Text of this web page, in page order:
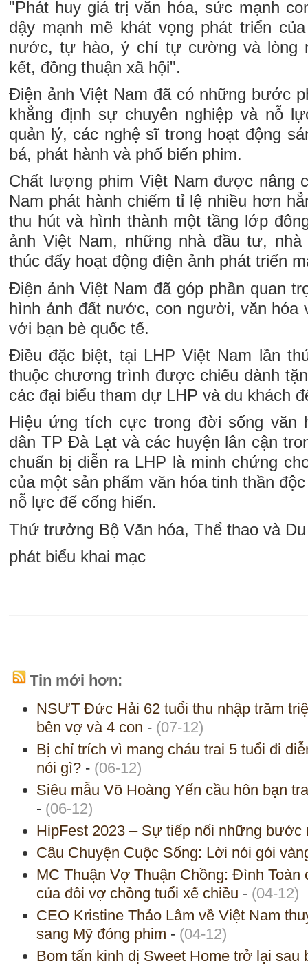
"Phát huy giá trị văn hóa, sức mạnh
dậy mạnh mẽ khát vọng phát triển
nước, tự hào, ý chí tự cường và lòng
kết, đồng thuận xã hội".
Điện ảnh Việt Nam đã có những bước
khẳng định sự chuyên nghiệp và nỗ
quản lý, các nghệ sĩ trong hoạt động
bá, phát hành và phổ biến phim.
Chất lượng phim Việt Nam được nâng
Nam phát hành chiếm tỉ lệ nhiều hơn
thu hút và hình thành một tầng lớp
ảnh Việt Nam, những nhà đầu tư,
thúc đẩy hoạt động điện ảnh phát triển
Điện ảnh Việt Nam đã góp phần quan
hình ảnh đất nước, con người, văn hóa
với bạn bè quốc tế.
Điều đặc biệt, tại LHP Việt Nam lần
thuộc chương trình được chiếu dành
các đại biểu tham dự LHP và du khách
Hiệu ứng tích cực trong đời sống văn
dân TP Đà Lạt và các huyện lân cận
chuẩn bị diễn ra LHP là minh chứng
của một sản phẩm văn hóa tinh thần
nỗ lực để cống hiến.
Thứ trưởng Bộ Văn hóa, Thể thao và
phát biểu khai mạc
Tin mới hơn:
NSƯT Đức Hải 62 tuổi thu nhập trăm
bên vợ và 4 con - (07-12)
Bị chỉ trích vì mang cháu trai 5 tuổi đi
nói gì? - (06-12)
Siêu mẫu Võ Hoàng Yến cầu hôn bạn
- (06-12)
HipFest 2023 – Sự tiếp nối những bước
Câu Chuyện Cuộc Sống: Lời nói gói
MC Thuận Vợ Thuận Chồng: Đình
của đôi vợ chồng tuổi xế chiều - (04-12)
CEO Kristine Thảo Lâm về Việt Nam
sang Mỹ đóng phim - (04-12)
Bom tấn kinh dị Sweet Home trở lại sau